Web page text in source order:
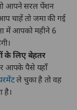
आपने सरल पेंशन
चाहें तो जमा की गई
में आपको महीने 6
के लिए बेहतर
आपके पैसे यहाँ
ले चुका है तो वह
है।